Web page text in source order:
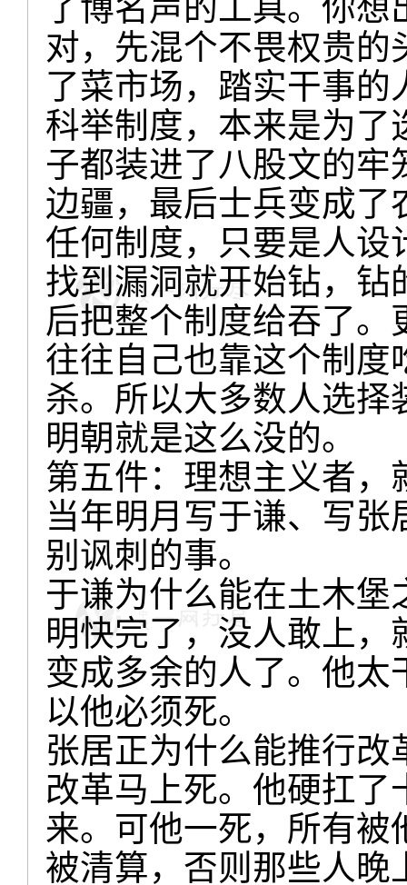
了博名声的工具。你
对，先混个不畏权贵
了菜市场，踏实干事的
科举制度，本来是为了
子都装进了八股文的
边疆，最后士兵变成了
任何制度，只要是人设
找到漏洞就开始钻，钻
后把整个制度给吞了
往往自己也靠这个制度
杀。所以大多数人选择
明朝就是这么没的。
第五件：理想主义者，
当年明月写于谦、写
别讽刺的事。
于谦为什么能在土木
明快完了，没人敢上
变成多余的人了。他
以他必须死。
张居正为什么能推行
改革马上死。他硬扛
来。可他一死，所有
被清算，否则那些人晚